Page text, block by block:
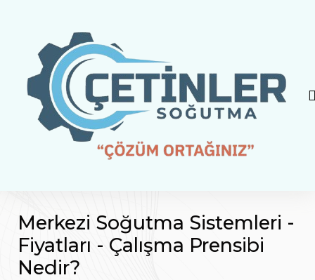
Merkezi Soğutma Sistemleri -
Fiyatları - Çalışma Prensibi
Nedir?